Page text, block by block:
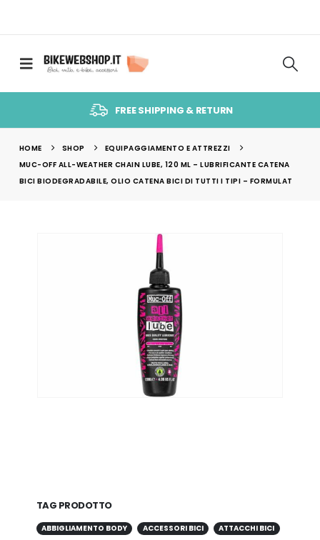
FREE SHIPPING & RETURN
HOME SHOP
EQUIPAGGIAMENTO E ATTREZZI
MUC-OFF ALL-WEATHER CHAIN LUBE, 120 ML – LUBRIFICANTE CATENA
BICI BIODEGRADABILE, OLIO CATENA BICI DI TUTTI I TIPI – FORMULAT
TAG PRODOTTO
ABBIGLIAMENTO BODY ACCESSORI BICI
ATTACCHI BICI